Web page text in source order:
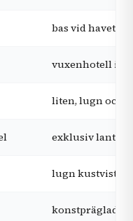
bas vid havet
vuxenhotell i
liten, lugn och
exklusiv lantlig
lugn
konstpräglad